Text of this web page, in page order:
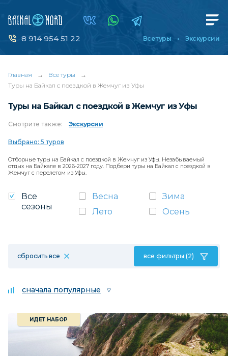
8 914 954 51 22 Все туры Экскурсии
Главная → Все туры
→
Туры на Байкал с поездкой в Жемчуг из Уфы
Туры на Байкал с поездкой в Жемчуг из Уфы
Смотрите также: Экскурсии
Выбрано: 5 туров
Отборные туры на Байкал с поездкой в Жемчуг из Уфы. Незабываемый
отдых на Байкале в 2026-2027 году. Подбери туры на Байкал с поездкой в
Жемчуг с перелетом из Уфы.
Все
сезоны
Весна
Зима
Лето
Осень
сбросить все все фильтры (2)
сначала популярные
ИДЕТ НАБОР